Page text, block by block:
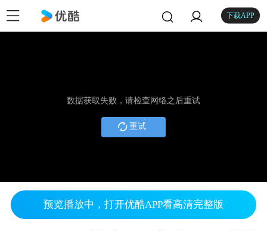
下载APP
数据获取失败，请检查网络之后重试
重试
预览播放中，打开优酷APP看高清完整版